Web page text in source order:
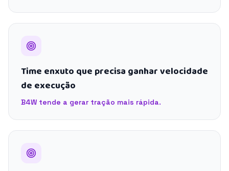
Time enxuto que precisa ganhar velocidade
de execução
B4W tende a gerar tração mais rápida.